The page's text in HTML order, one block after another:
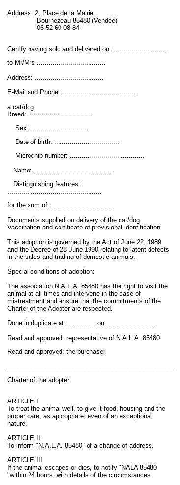
Address: 2, Place de la Mairie
Bournezeau 85480 (Vendée)
06 52 60 08 84
Certify having sold and delivered on: ...........................
to Mr/Mrs ...................................
Address: ...................................
E-Mail and Phone: ......................................
a cat/dog:
Breed: .................................
Sex: ..............................
Date of birth: ..................................
Microchip number: ......................................
Name: ........................................
Distinguishing features:
for the sum of: ................................
Documents supplied on delivery of the cat/dog:
Vaccination and certificate of provisional identification
This adoption is governed by the Act of June 22, 1989
and the Decree of 28 June 1990 relating to latent defects
in the sales and trading of domestic animals.
Special conditions of adoption:
The association N.A.L.A. 85480 has the right to visit the
animal at all times and intervene in the case of
mistreatment and ensure that the commitments of the
Charter of the Adopter are respected.
Done in duplicate at ... ........... on .........................
Read and approved: representative of N.A.L.A. 85480
Read and approved: the purchaser
Charter of the adopter
ARTICLE I
To treat the animal well, to give it food, housing and the
proper care, as appropriate, even of an exceptional
nature.
ARTICLE II
To inform "N.A.L.A. 85480 "of a change of address.
ARTICLE III
If the animal escapes or dies, to notify "NALA 85480
"within 24 hours, with details of the circumstances.